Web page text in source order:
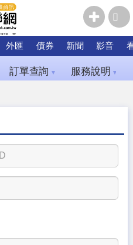
外匯 債券 新聞 影音
訂單查詢 ▼ 服務說明 ▼